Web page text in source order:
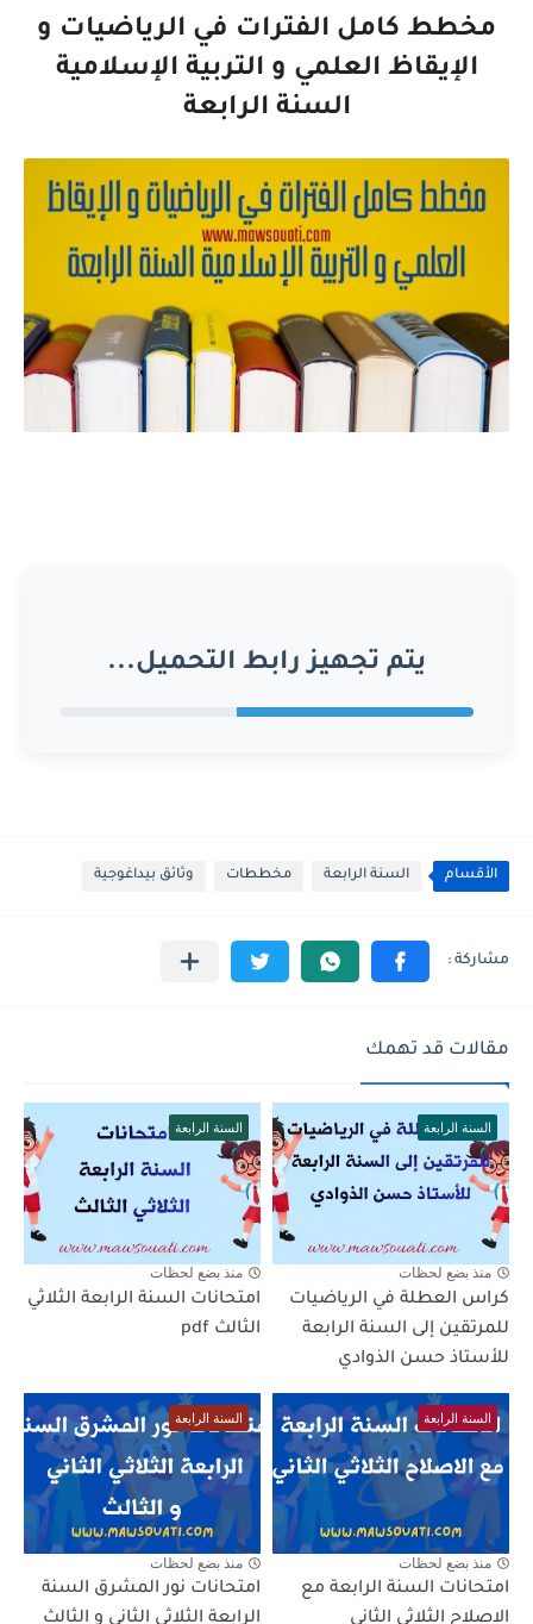
مخطط كامل الفترات في الرياضيات و
الإيقاظ العلمي و التربية الإسلامية
السنة الرابعة
يتم تجهيز رابط التحميل...
الأقسام السنة الرابعة مخططات وثائق بيداغوجية
مقالات قد تهمك
السنة الرابعة
منذ بضع لحظات
كراس العطلة في الرياضيات
للمرتقين إلى السنة الرابعة
للأستاذ حسن الذوادي
السنة الرابعة
منذ بضع لحظات
امتحانات السنة الرابعة الثلاثي
الثالث pdf
السنة الرابعة
منذ بضع لحظات
امتحانات السنة الرابعة مع
الاصلاح الثلاثي الثاني
السنة الرابعة
منذ بضع لحظات
امتحانات نور المشرق السنة
الرابعة الثلاثي الثاني و الثالث